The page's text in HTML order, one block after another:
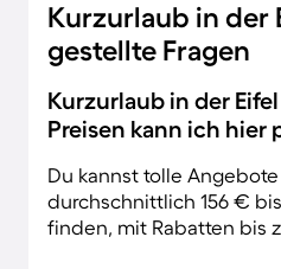
Kurzurlaub in der
gestellte Fragen
Kurzurlaub in der
Preisen kann ich hier
Du kannst tolle
durchschnittlich 156 €
finden, mit Rabatten bis